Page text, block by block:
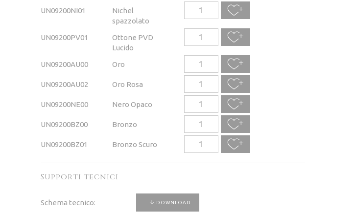
UN09200NI01
Nichel
spazzolato
UN09200PV01
Ottone PVD
Lucido
UN09200AU00
Oro
UN09200AU02 Oro Rosa
UN09200NE00 Nero Opaco
UN09200BZ00 Bronzo
UN09200BZ01 Bronzo Scuro
Supporti tecnici
Schema tecnico: DOWNLOAD